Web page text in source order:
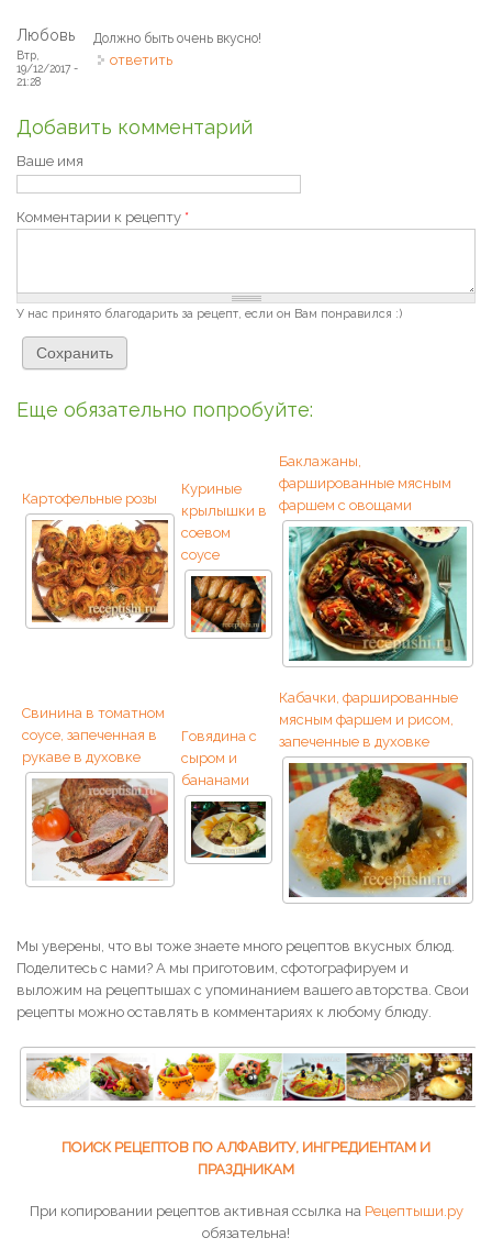
Любовь
Втр,
19/12/2017 -
21:28
Должно быть очень вкусно!
ответить
Добавить комментарий
Ваше имя
Комментарии к рецепту *
У нас принято благодарить за рецепт, если он Вам понравился :)
Еще обязательно попробуйте:
Картофельные розы
Куриные
крылышки в
соевом
соусе
Баклажаны,
фаршированные мясным
фаршем с овощами
Свинина в томатном
соусе, запеченная в
рукаве в духовке
Говядина с
сыром и
бананами
Кабачки, фаршированные
мясным фаршем и рисом,
запеченные в духовке
Мы уверены, что вы тоже знаете много рецептов вкусных блюд.
Поделитесь с нами? А мы приготовим, сфотографируем и
выложим на рецептышах с упоминанием вашего авторства. Свои
рецепты можно оставлять в комментариях к любому блюду.
ПОИСК РЕЦЕПТОВ ПО АЛФАВИТУ, ИНГРЕДИЕНТАМ И
ПРАЗДНИКАМ
При копировании рецептов активная ссылка на Рецептыши.ру
обязательна!